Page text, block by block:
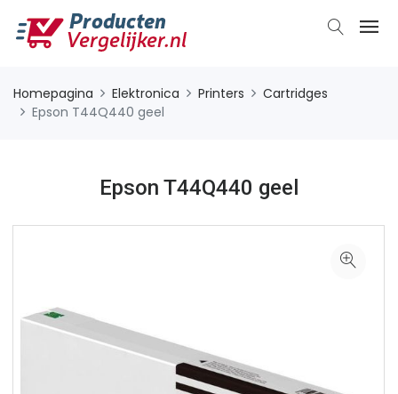
Homepagina Elektronica Printers
Cartridges
Epson T44Q440 geel
Epson T44Q440 geel